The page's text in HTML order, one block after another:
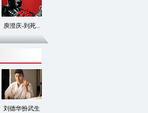
庾澄庆-到死...
刘德华扮武生